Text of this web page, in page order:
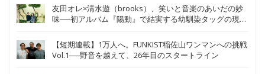
友田オレ×清水遊（brooks）、笑いと音楽のあいだの妙
味──初アルバム『陽動』で結実する幼馴染タッグの現在
【短期連載】1万人へ。FUNKIST稲佐山ワンマンへの挑戦
Vol.1──野音を越えて、26年目のスタートライン